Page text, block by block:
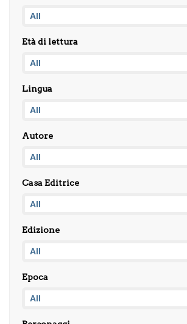
Età di lettura
Lingua
Autore
Casa Editrice
Edizione
Epoca